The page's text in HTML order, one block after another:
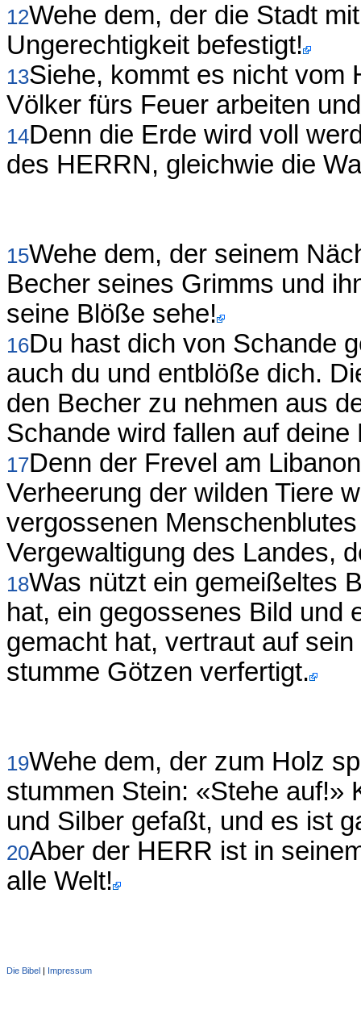
12Wehe dem, der die Stadt
Ungerechtigkeit befestigt!
13Siehe, kommt es nicht vom
Völker fürs Feuer arbeiten
14Denn die Erde wird voll
des HERRN, gleichwie die
15Wehe dem, der seinem
Becher seines Grimms und
seine Blöße sehe!
16Du hast dich von Schande
auch du und entblöße dich.
den Becher zu nehmen aus
Schande wird fallen auf deine
17Denn der Frevel am
Verheerung der wilden Tiere
vergossenen
Vergewaltigung des Landes,
18Was nützt ein gemeißeltes
hat, ein gegossenes Bild und
gemacht hat, vertraut auf
stumme Götzen verfertigt.
19Wehe dem, der zum Holz
stummen Stein: «Stehe auf!»
und Silber gefaßt, und es ist
20Aber der HERR ist in
alle Welt!
Die Bibel Impressum